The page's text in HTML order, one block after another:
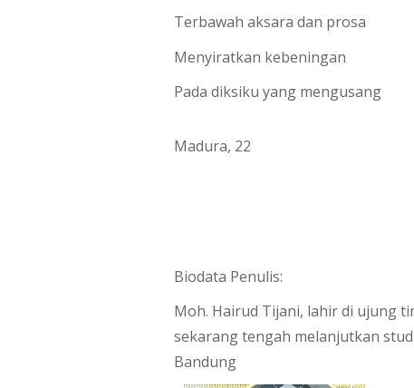
Terbawah aksara dan prosa
Menyiratkan kebeningan
Pada diksiku yang mengusang
Madura, 22
Biodata Penulis:
Moh. Hairud Tijani, lahir di ujung
sekarang tengah melanjutkan
Bandung